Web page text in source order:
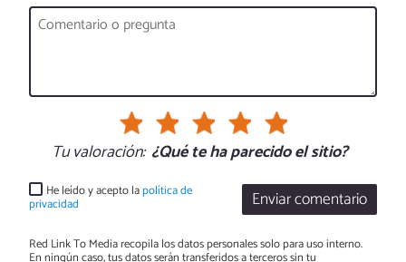
Tu valoración: ¿Qué te ha parecido el sitio?
Enviar comentario
He leído y acepto lapolítica de
privacidad
Red Link To Media recopila los datos personales solo para uso interno.